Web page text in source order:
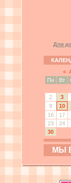
Для
«
Пн
Вт
2
3
9
10
16
17
23
24
30
МЫ